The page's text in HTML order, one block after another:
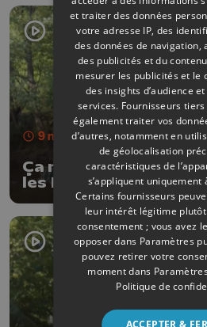
9 min - Publié le 05/08/2025
Ça roule? Best of 5,
les Hautes-Fagnes
et traiter des données
votre adresse IP, des
des données de navigation,
des publicités et du
mesurer les publicités et le
des insights d’audience
services. Fournisseurs tiers
également traiter vos
d’autres, notamment en
de géolocalisation
caractéristiques de
s’appliquent uniquement
Certains fournisseurs
leur intérêt légitime
consentement ; vous avez
opposer dans Paramètres
pouvez retirer votre
moment dans
Politique de
ACCEPTER &